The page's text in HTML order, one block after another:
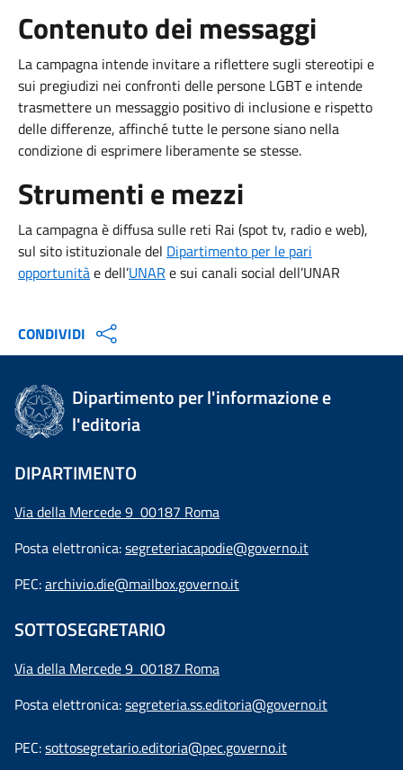
Contenuto dei messaggi
La campagna intende invitare a riflettere sugli stereotipi e
sui pregiudizi nei confronti delle persone LGBT e intende
trasmettere un messaggio positivo di inclusione e rispetto
delle differenze, affinché tutte le persone siano nella
condizione di esprimere liberamente se stesse.
Strumenti e mezzi
La campagna è diffusa sulle reti Rai (spot tv, radio e web),
sul sito istituzionale del Dipartimento per le pari
opportunitàe dell’UNAR e sui canali social dell’UNAR
CONDIVIDI
Dipartimento per l'informazione e
l'editoria
DIPARTIMENTO
Via della Mercede 9 00187 Roma
Posta elettronica:segreteriacapodie@governo.it
PEC:archivio.die@mailbox.governo.it
SOTTOSEGRETARIO
Via della Mercede 9 00187 Roma
Posta elettronica:segreteria.ss.editoria@governo.it
PEC:sottosegretario.editoria@pec.governo.it